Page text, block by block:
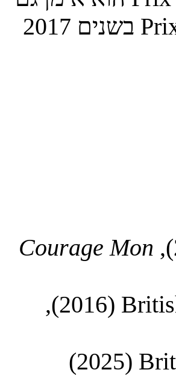
, שניצחה ב-Prix de l'Arc de Triomphe בשנים 2017
Courage Mon
(2016),
(2025)